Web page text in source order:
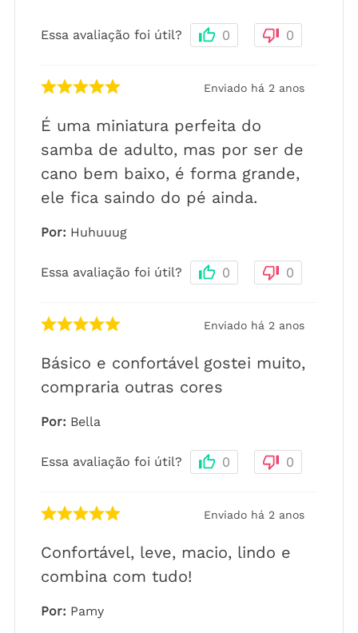
Essa avaliação foi útil? 0 0
Enviado há 2 anos
É uma miniatura perfeita do
samba de adulto, mas por ser de
cano bem baixo, é forma grande,
ele fica saindo do pé ainda.
Por: Huhuuug
Essa avaliação foi útil? 0 0
Enviado há 2 anos
Básico e confortável gostei muito,
compraria outras cores
Por: Bella
Essa avaliação foi útil? 0 0
Enviado há 2 anos
Confortável, leve, macio, lindo e
combina com tudo!
Por: Pamy